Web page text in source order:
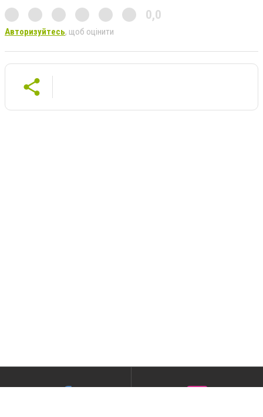
0,0
Авторизуйтесь, щоб оцінити